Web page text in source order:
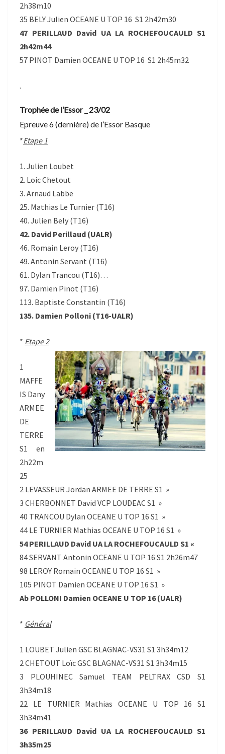
2h38m10
35 BELY Julien OCEANE U TOP 16 S1 2h42m30
47 PERILLAUD David UA LA ROCHEFOUCAULD S1
2h42m44
57 PINOT Damien OCEANE U TOP 16 S1 2h45m32
.
Trophée de l’Essor _ 23/02
Epreuve 6 (dernière) de l’Essor Basque
*Etape 1
1. Julien Loubet
2. Loic Chetout
3. Arnaud Labbe
25. Mathias Le Turnier (T16)
40. Julien Bely (T16)
42. David Perillaud (UALR)
46. Romain Leroy (T16)
49. Antonin Servant (T16)
61. Dylan Trancou (T16)…
97. Damien Pinot (T16)
113. Baptiste Constantin (T16)
135. Damien Polloni (T16-UALR)
* Etape 2
1
MAFFE
IS Dany
ARMEE
DE
TERRE
S1 en
2h22m
25
2 LEVASSEUR Jordan ARMEE DE TERRE S1 »
3 CHERBONNET David VCP LOUDEAC S1 »
40 TRANCOU Dylan OCEANE U TOP 16 S1 »
44 LE TURNIER Mathias OCEANE U TOP 16 S1 »
54 PERILLAUD David UA LA ROCHEFOUCAULD S1 «
84 SERVANT Antonin OCEANE U TOP 16 S1 2h26m47
98 LEROY Romain OCEANE U TOP 16 S1 »
105 PINOT Damien OCEANE U TOP 16 S1 »
Ab POLLONI Damien OCEANE U TOP 16 (UALR)
* Général
1 LOUBET Julien GSC BLAGNAC-VS31 S1 3h34m12
2 CHETOUT Loïc GSC BLAGNAC-VS31 S1 3h34m15
3 PLOUHINEC Samuel TEAM PELTRAX CSD S1
3h34m18
22 LE TURNIER Mathias OCEANE U TOP 16 S1
3h34m41
36 PERILLAUD David UA LA ROCHEFOUCAULD S1
3h35m25